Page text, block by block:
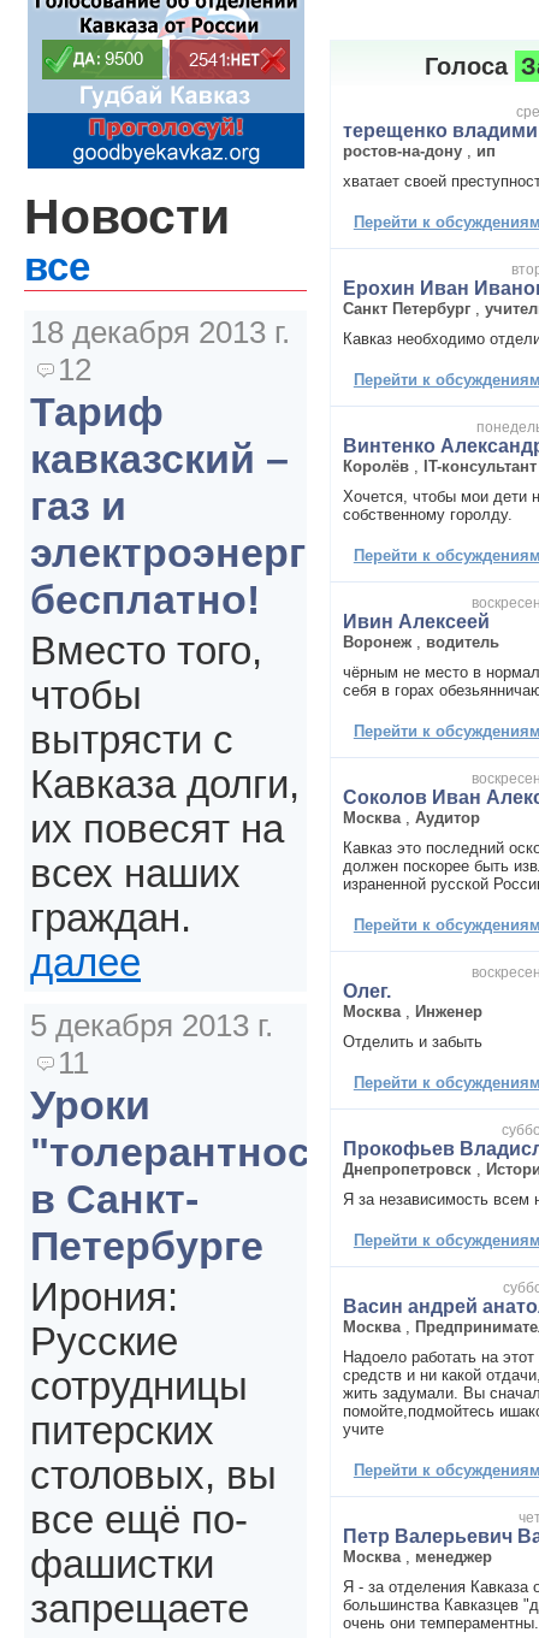
Голоса
терещенко
ростов-на-дону
ип
хватает своей
Перейти к
Ерохин Иван
Санкт Петербург
Кавказ необходимо
Перейти к
Винтенко
Королёв
IT-консультант
Хочется, чтобы мои дети
собственному горолду.
Перейти к
Ивин Алексеей
Воронеж
водитель
чёрным не место в
себя в горах
Перейти к
Соколов Иван
Москва
Аудитор
Кавказ это последний
должен поскорее быть
израненной русской
Перейти к
Олег.
Москва
Инженер
Отделить и забыть
Перейти к
Прокофьев
Днепропетровск
Я за независимость всем
Перейти к
Васин андрей
Москва
Надоело работать на
средств и ни какой
жить задумали. Вы
помойте,подмойтесь
учите
Перейти к
Петр Валерьевич
Москва
менеджер
Я - за отделения Кавказа
большинства Кавказцев
очень они
Новости
все
18 декабря 2013 г.
12
Тариф
кавказский –
газ и
электроэнергия
бесплатно!
Вместо того,
чтобы
вытрясти с
Кавказа долги,
их повесят на
всех наших
граждан.
далее
5 декабря 2013 г.
11
Уроки
"толерантности"
в Санкт-
Петербурге
Ирония:
Русские
сотрудницы
питерских
столовых, вы
все ещё по-
фашистки
запрещаете